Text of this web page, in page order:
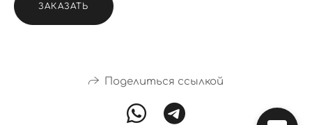
ЗАКАЗАТЬ
Поделиться ссылкой